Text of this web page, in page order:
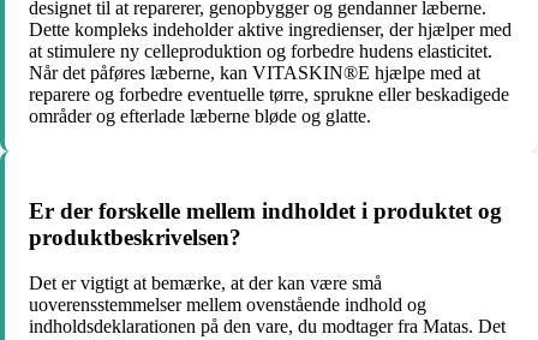
designet til at reparerer, genopbygger og gendanner læberne.
Dette kompleks indeholder aktive ingredienser, der hjælper med
at stimulere ny celleproduktion og forbedre hudens elasticitet.
Når det påføres læberne, kan VITASKIN®E hjælpe med at
reparere og forbedre eventuelle tørre, sprukne eller beskadigede
områder og efterlade læberne bløde og glatte.
Er der forskelle mellem indholdet i produktet og
produktbeskrivelsen?
Det er vigtigt at bemærke, at der kan være små
uoverensstemmelser mellem ovenstående indhold og
indholdsdeklarationen på den vare, du modtager fra Matas. Det